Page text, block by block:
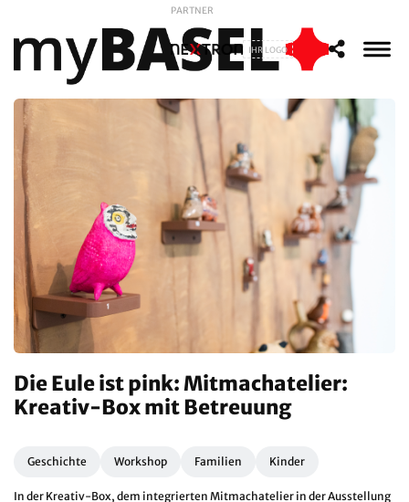
PARTNER
IHR LOGO
Die Eule ist pink: Mitmachatelier:
Kreativ-Box mit Betreuung
Geschichte Workshop Familien Kinder
In der Kreativ-Box, dem integrierten Mitmachatelier in der Ausstellung